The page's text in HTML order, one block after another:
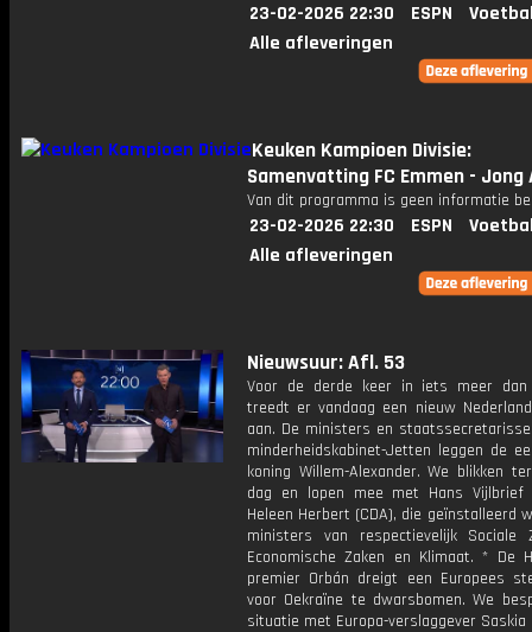
23-02-2026 22:30 ESPN
Alle afleveringen
Keuken Kampioen Divisie:
Samenvatting FC Emmen - Jong
Van dit programma is geen informatie
23-02-2026 22:30 ESPN
Alle afleveringen
Nieuwsuur: Afl. 53
Voor de derde keer in iets meer
treedt er vandaag een nieuw
aan. De ministers en
minderheidskabinet-Jetten leggen de
koning Willem-Alexander. We blikken
dag en lopen mee met Hans Vijlbrief
Heleen Herbert (CDA), die geïnstalleerd
ministers van respectievelijk Sociale
Economische Zaken en Klimaat. * De
premier Orbán dreigt een Europees
voor Oekraïne te dwarsbomen. We
situatie met Europa-verslaggever Saskia